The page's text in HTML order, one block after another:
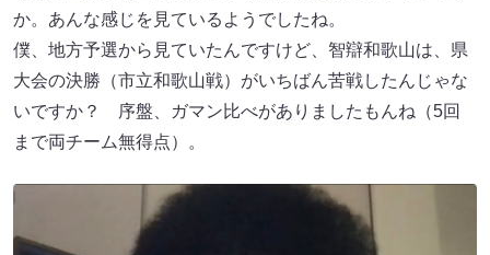
か。あんな感じを見ているようでしたね。
僕、地方予選から見ていたんですけど、智辯和歌山は、県
大会の決勝（市立和歌山戦）がいちばん苦戦したんじゃな
いですか？ 序盤、ガマン比べがありましたもんね（5回
まで両チーム無得点）。